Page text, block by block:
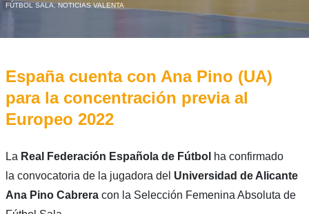
FÚTBOL SALA,NOTICIAS VALENTA
España cuenta con Ana Pino (UA)
para la concentración previa al
Europeo 2022
La Real Federación Española de Fútbol ha confirmado
la convocatoria de la jugadora del Universidad de Alicante
Ana Pino Cabreracon la Selección Femenina Absoluta de